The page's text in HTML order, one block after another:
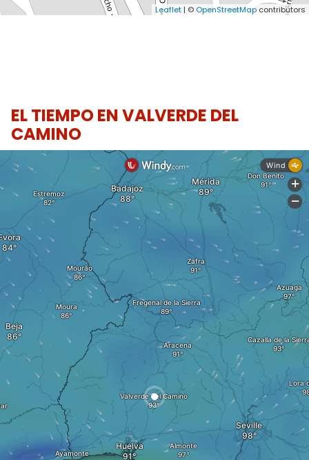
Leaflet | © OpenStreetMap contributors
EL TIEMPO EN VALVERDE DEL
CAMINO